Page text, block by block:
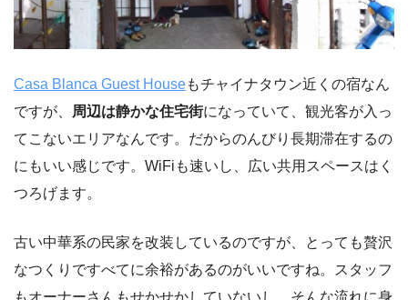
Casa Blanca Guest Houseもチャイナタウン近くの宿なん
ですが、
周辺は静かな住宅街になっていて、観光客が入っ
てこないエリアなんです。だからのんびり長期滞在するの
にもいい感じです。WiFiも速いし、広い共用スペースはく
つろげます。
古い中華系の民家を改装しているのですが、とっても贅沢
なつくりですべてに余裕があるのがいいですね。スタッフ
もオーナーさんもせかせかしていないし、そんな流れに身